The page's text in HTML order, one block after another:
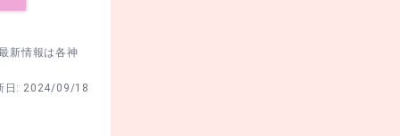
新情報は各神
日: 2024/09/18